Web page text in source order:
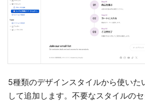
5種類のデザインスタイルから使いた
して追加します。不要なスタイルの